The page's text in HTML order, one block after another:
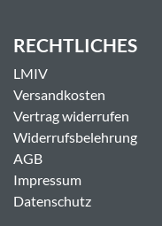
RECHTLICHES
LMIV
Versandkosten
Vertrag widerrufen
Widerrufsbelehrung
AGB
Impressum
Datenschutz